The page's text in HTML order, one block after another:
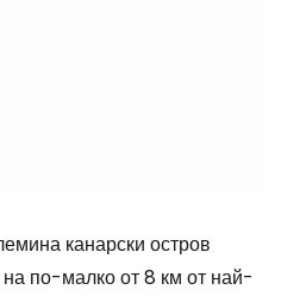
канарски остров
по-малко от 8 км от най-